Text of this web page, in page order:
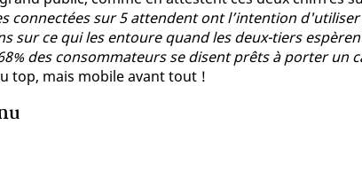
connectées sur 5 attendent ont l’intention
sur ce qui les entoure quand les deux-tiers
des consommateurs se disent prêts à porter un
top, mais mobile avant tout !